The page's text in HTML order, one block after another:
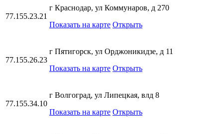
77.155.23.21
г Краснодар, ул Коммунаров, д 270
Показать на карте Открыть
77.155.26.23
г Пятигорск, ул Орджоникидзе, д 11
Показать на карте Открыть
77.155.34.10
г Волгоград, ул Липецкая, влд 8
Показать на карте Открыть